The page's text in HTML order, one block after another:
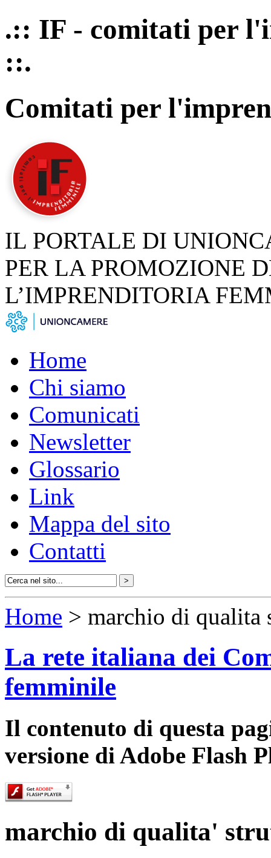
.:: IF - comitati per
::.
Comitati per
IL PORTALE DI
PER LA PROMOZIONE
L’IMPRENDITORIA
Home
Chi siamo
Comunicati
Newsletter
Glossario
Link
Mappa del sito
Contatti
Home > marchio di qualita
La rete italiana dei
femminile
Il contenuto di questa
versione di Adobe Flash
marchio di qualita'